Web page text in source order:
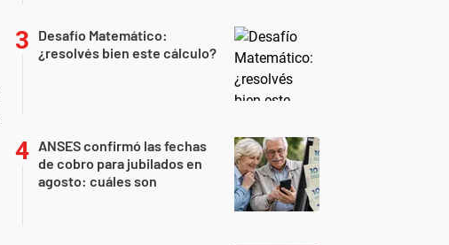
Desafío Matemático:
¿resolvés bien este cálculo?
ANSES confirmó las fechas
de cobro para jubilados en
agosto: cuáles son